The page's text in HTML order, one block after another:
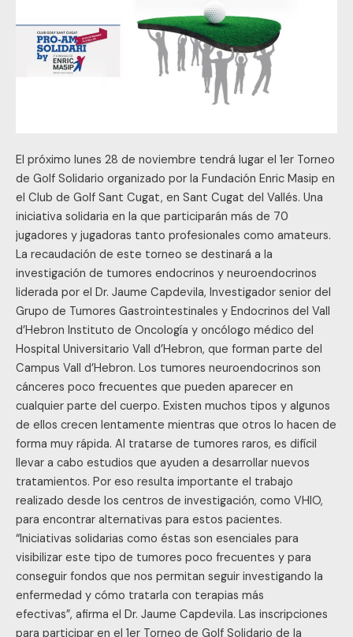
El próximo lunes 28 de noviembre tendrá lugar el 1er Torneo
de Golf Solidario organizado por la Fundación Enric Masip en
el Club de Golf Sant Cugat, en Sant Cugat del Vallés. Una
iniciativa solidaria en la que participarán más de 70
jugadores y jugadoras tanto profesionales como amateurs.
La recaudación de este torneo se destinará a la
investigación de tumores endocrinos y neuroendocrinos
liderada por el Dr. Jaume Capdevila, Investigador senior del
Grupo de Tumores Gastrointestinales y Endocrinos del Vall
d’Hebron Instituto de Oncología y oncólogo médico del
Hospital Universitario Vall d’Hebron, que forman parte del
Campus Vall d’Hebron. Los tumores neuroendocrinos son
cánceres poco frecuentes que pueden aparecer en
cualquier parte del cuerpo. Existen muchos tipos y algunos
de ellos crecen lentamente mientras que otros lo hacen de
forma muy rápida. Al tratarse de tumores raros, es difícil
llevar a cabo estudios que ayuden a desarrollar nuevos
tratamientos. Por eso resulta importante el trabajo
realizado desde los centros de investigación, como VHIO,
para encontrar alternativas para estos pacientes.
“Iniciativas solidarias como éstas son esenciales para
visibilizar este tipo de tumores poco frecuentes y para
conseguir fondos que nos permitan seguir investigando la
enfermedad y cómo tratarla con terapias más
efectivas”, afirma el Dr. Jaume Capdevila. Las inscripciones
para participar en el 1er Torneo de Golf Solidario de la
fondos